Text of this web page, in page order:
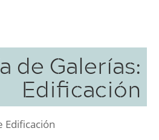
de Galerías:
Edificación
Edificación